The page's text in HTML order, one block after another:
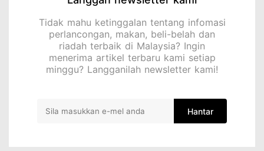
Tidak mahu ketinggalan tentang infomasi
perlancongan, makan, beli-belah dan
riadah terbaik di Malaysia? Ingin
menerima artikel terbaru kami setiap
minggu? Langganilah newsletter kami!
Hantar